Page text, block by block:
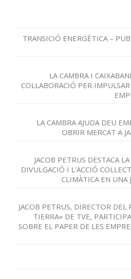
TRANSICIÓ ENERGÈTICA –
LA CAMBRA I
COL·LABORACIÓ PER
LA CAMBRA AJUDA DEU
OBRIR MERCAT A
JACOB PETRUS DESTACA
DIVULGACIÓ I L’ACCIÓ
CLIMÀTICA EN UNA
JACOB PETRUS, DIRECTOR
TIERRA» DE TVE,
SOBRE EL PAPER DE LES